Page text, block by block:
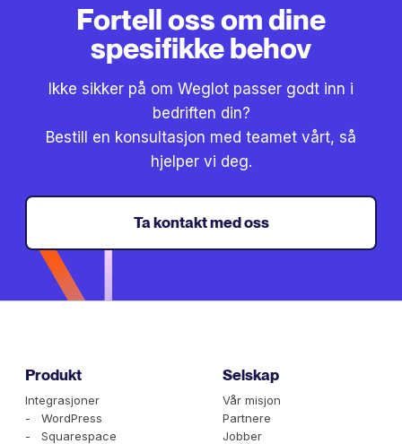
Fortell oss om dine
spesifikke behov
Ikke sikker på om Weglot passer godt inn i
bedriften din?
Bestill en konsultasjon med teamet vårt, så
hjelper vi deg.
Ta kontakt med oss
Produkt
Integrasjoner
- WordPress
- Squarespace
Selskap
Vår misjon
Partnere
Jobber